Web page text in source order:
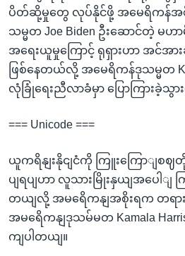
ပိတ်ဆို့မှုတွေ လုပ်နိုင်ဖို့ အမေရိကန်အစို
သမ္မတ Joe Biden ဦးဆောင်တဲ့ မ
အရေးယူမှုကြောင့် ရုရှားဟာ အင်အ
ဖြစ်နေတယ်လို့ အမေရိကန်ဒုသမ္မတ
လုံခြုံရေးညီလာခံမှာ ပြောကြားခဲ့သွာ
=== Unicode ===
ယူကရိနျးနိုငျငံကို ကြူးကြောျစဈ
ပျရပျဟာ လူသားမြိုးနှယျအပေါျ
တယျလို့ အမရေိကနျအစိုးရက တရား
အမရေိကနျဒုသမ်မတ Kamala
ကျပါတယျ။